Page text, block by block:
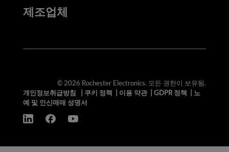
제조업체
© 2026 Rochester Electronics. 모든 권한이 보유됨.
개인정보취급방침
쿠키 정책 이용 약관| GDPR 정책
노
예 및 인신매매 성명서